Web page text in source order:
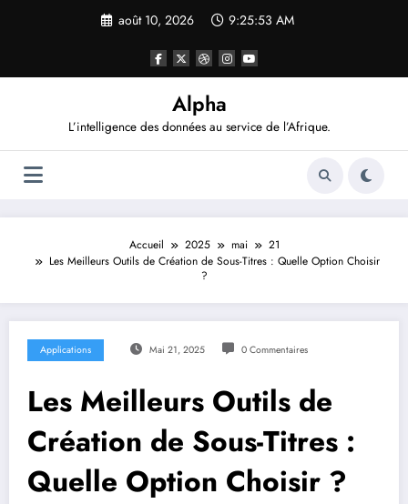
août 10, 2026 9:25:54 AM
Alpha
L’intelligence des données au service de l’Afrique.
Accueil 2025 mai
21
Les Meilleurs Outils de Création de Sous-Titres : Quelle Option Choisir
?
Applications Mai 21, 2025 0 Commentaires
Les Meilleurs Outils de
Création de Sous-Titres :
Quelle Option Choisir ?